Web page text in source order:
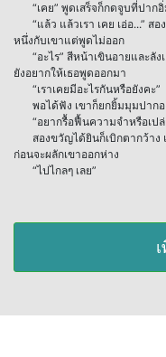
“เคย” พูดเสร็จก็กดจูบที่ปากอิ่
“แล้ว แล้วเรา เคย เอ่อ...” ส
หนึ่งกับเขาแต่พูดไม่ออก
“อะไร” สีหน้าเขินอายและลัง
ยังอยากให้เธอพูดออกมา
“เราเคยมีอะไรกันหรือยังคะ”
พอได้ฟัง เขาก็ยกยิ้มมุมปากอย่
“อยากรื้อฟื้นความจำหรือเปล่
สองขวัญได้ยินก็เบิกตากว้าง แ
ก่อนจะผลักเขาออกห่าง
“ไปไกลๆ เลย”